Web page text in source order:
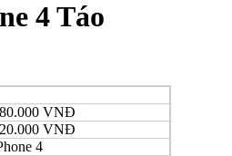
4 Táo
VNĐ
VNĐ
4